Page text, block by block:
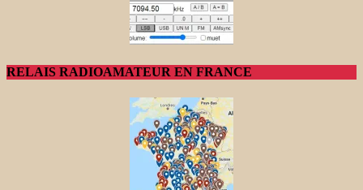
RELAIS RADIOAMATEUR EN FRANCE